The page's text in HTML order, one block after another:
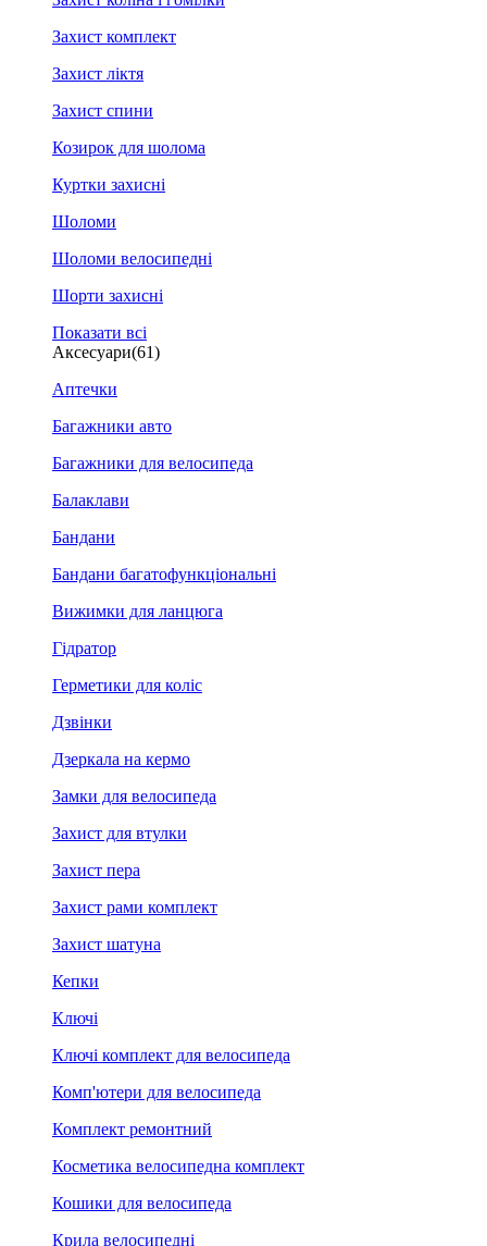
Захист комплект
Захист ліктя
Захист спини
Козирок для шолома
Куртки захисні
Шоломи
Шоломи велосипедні
Шорти захисні
Показати всі
Аксесуари(61)
Аптечки
Багажники авто
Багажники для велосипеда
Балаклави
Бандани
Бандани багатофункціональні
Вижимки для ланцюга
Гідратор
Герметики для коліс
Дзвінки
Дзеркала на кермо
Замки для велосипеда
Захист для втулки
Захист пера
Захист рами комплект
Захист шатуна
Кепки
Ключі
Ключі комплект для велосипеда
Комп'ютери для велосипеда
Комплект ремонтний
Косметика велосипедна комплект
Кошики для велосипеда
Крила велосипедні